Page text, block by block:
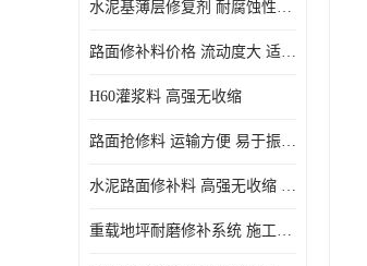
水泥基薄层修复剂 耐腐蚀性好 适用范围广
路面修补料价格 流动度大 适用范围广
H60灌浆料 高强无收缩
路面抢修料 运输方便 易于振捣密实
水泥路面修补料 高强无收缩 施工和易性好 强度高 韧性好
重载地坪耐磨修补系统 施工期短 易于振捣密实